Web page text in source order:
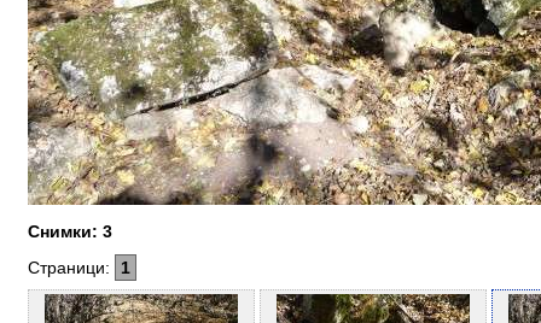
Снимки: 3
Страници:
1